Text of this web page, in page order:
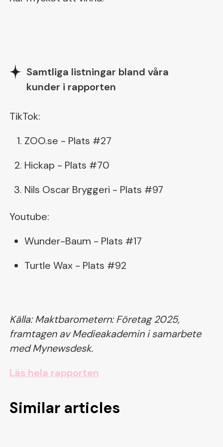
Samtliga listningar bland våra
kunder i rapporten
TikTok:
ZOO.se - Plats #27
Hickap - Plats #70
Nils Oscar Bryggeri - Plats #97
Youtube:
Wunder-Baum - Plats #17
Turtle Wax - Plats #92
Källa: Maktbarometern: Företag 2025,
framtagen av Medieakademin i samarbete
med Mynewsdesk.
Läs hela rapporten
Similar articles